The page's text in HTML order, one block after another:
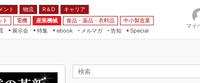
ント 物流 R＆D
キャリア
ト 電機 産業機械 食品・薬品・衣料品
中小製造業
展示会
特集
ebook
メルマガ
告知 Special
マイ